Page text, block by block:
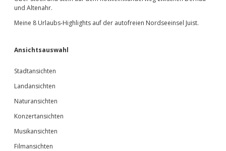
und Altenahr.
Meine 8 Urlaubs-Highlights auf der autofreien Nordseeinsel Juist.
Ansichtsauswahl
Stadtansichten
Landansichten
Naturansichten
Konzertansichten
Musikansichten
Filmansichten